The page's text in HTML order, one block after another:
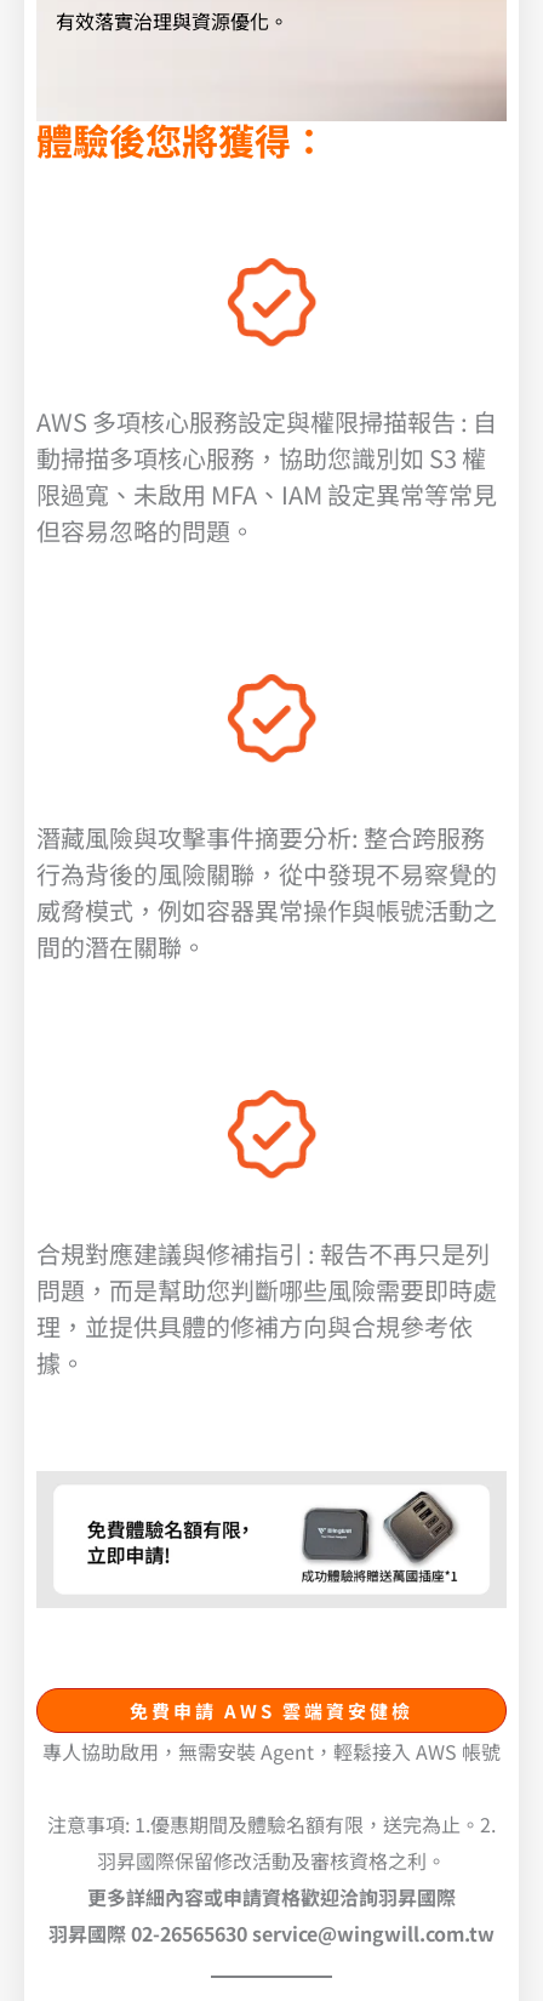
有效落實治理與資源優化。
體驗後您將獲得：
AWS 多項核心服務設定與權限掃描報告 : 自
動掃描多項核心服務，協助您識別如 S3 權
限過寬、未啟用 MFA、IAM 設定異常等常見
但容易忽略的問題。
潛藏風險與攻擊事件摘要分析: 整合跨服務
行為背後的風險關聯，從中發現不易察覺的
威脅模式，例如容器異常操作與帳號活動之
間的潛在關聯。
合規對應建議與修補指引 : 報告不再只是列
問題，而是幫助您判斷哪些風險需要即時處
理，並提供具體的修補方向與合規參考依
據。
免費申請 AWS 雲端資安健檢
專人協助啟用，無需安裝 Agent，輕鬆接入 AWS 帳號
注意事項: 1.優惠期間及體驗名額有限，送完為止。2.
羽昇國際保留修改活動及審核資格之利。
更多詳細內容或申請資格歡迎洽詢羽昇國際
羽昇國際 02-26565630 service@wingwill.com.tw